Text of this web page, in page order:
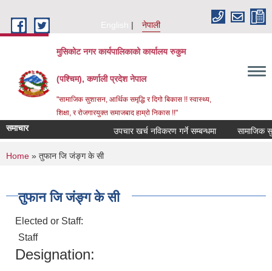
English
नेपाली
मुसिकोट नगर कार्यपालिकाको कार्यालय रुकुम
(पश्चिम), कर्णाली प्रदेश नेपाल
"सामाजिक सुशासन, आर्थिक समृद्धि र दिगो बिकास !! स्वास्थ्य,
शिक्षा, र रोजगारयुक्त समाजबाद हाम्रो निकास !!"
समाचार उपचार खर्च नविकरण गर्ने सम्बन्धमा
You are here
Home » तुफान जि जंङ्ग के सी
तुफान जि जंङ्ग के सी
Elected or Staff:
Staff
Designation: